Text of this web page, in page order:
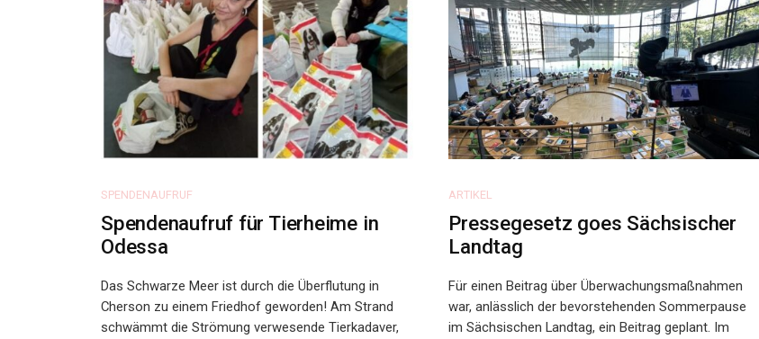
SPENDENAUFRUF
Spendenaufruf für Tierheime in
Odessa
Das Schwarze Meer ist durch die Überflutung in
Cherson zu einem Friedhof geworden! Am Strand
schwämmt die Strömung verwesende Tierkadaver,
ARTIKEL
Pressegesetz goes Sächsischer
Landtag
Für einen Beitrag über Überwachungsmaßnahmen
war, anlässlich der bevorstehenden Sommerpause
im Sächsischen Landtag, ein Beitrag geplant. Im